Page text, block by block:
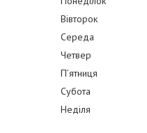
Вівторок
Середа
Четвер
Пʼятниця
Субота
Неділя